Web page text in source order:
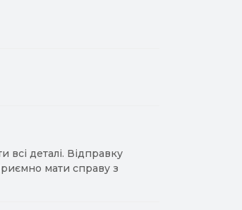
деталі. Відправку
мати справу з